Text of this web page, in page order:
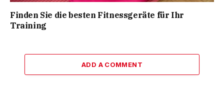
Finden Sie die besten Fitnessgeräte für Ihr
Training
ADD A COMMENT